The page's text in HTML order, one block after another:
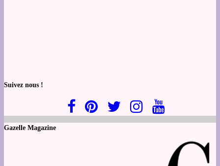
Suivez nous !
Gazelle Magazine